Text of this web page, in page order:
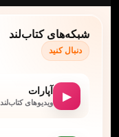
شبکه‌های کتاب‌لند
دنبال کنید
▶ آپارات
ویدیوهای کتاب‌لند